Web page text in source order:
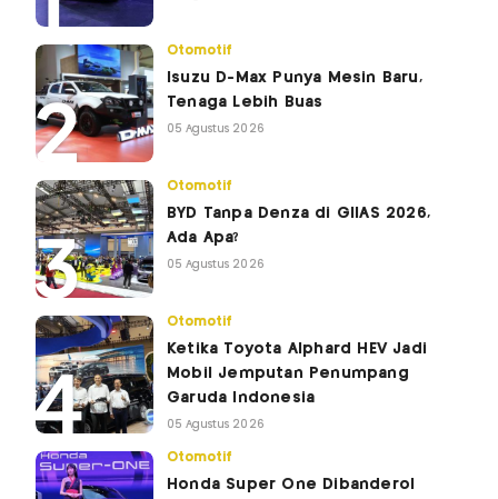
Otomotif
Isuzu D-Max Punya Mesin Baru,
Tenaga Lebih Buas
05 Agustus 2026
Otomotif
BYD Tanpa Denza di GIIAS 2026,
Ada Apa?
05 Agustus 2026
Otomotif
Ketika Toyota Alphard HEV Jadi
Mobil Jemputan Penumpang
Garuda Indonesia
05 Agustus 2026
Otomotif
Honda Super One Dibanderol